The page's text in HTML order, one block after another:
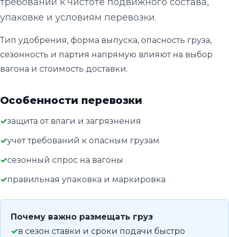
упаковке и условиям перевозки.
Тип удобрения, форма выпуска, опасность груза,
сезонность и партия напрямую влияют на выбор
вагона и стоимость доставки.
Особенности перевозки
защита от влаги и загрязнения
учёт требований к опасным грузам
сезонный спрос на вагоны
правильная упаковка и маркировка
Почему важно размещать груз
в сезон ставки и сроки подачи быстро